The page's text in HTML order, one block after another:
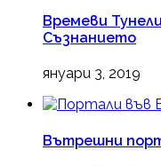
Времеви
Съзнанието
януари 3, 2019
Вътрешни